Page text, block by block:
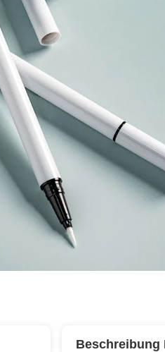
Beschreibung